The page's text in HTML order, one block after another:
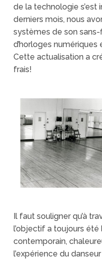
de la technologie s’est
derniers mois, nous
systèmes de son
d’horloges
Cette actualisation a
frais!
Il faut souligner qu’à
l’objectif a toujours
contemporain,
l’expérience du